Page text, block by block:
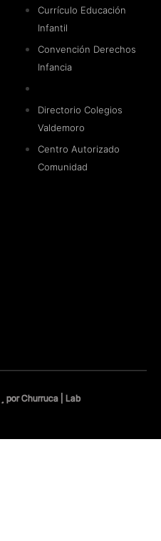
Currículo Educación
Infantil
Convención Derechos
Infancia
Directorio Colegios
Valdemoro
Centro Autorizado
Comunidad
por Churruca | Lab